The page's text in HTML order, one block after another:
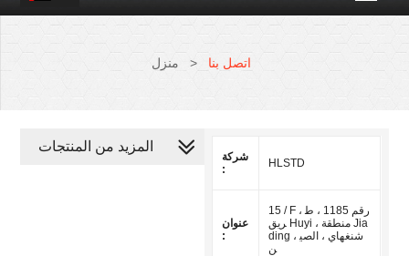
منزل > اتصل بنا
شركة
:
HLSTD
عنوان
:
15 / F ، رقم 1185 ، ط
ريق Huyi ، منطقة Jia
ding ، شنغهاي ، الصي
ن
المزيد من المنتجات